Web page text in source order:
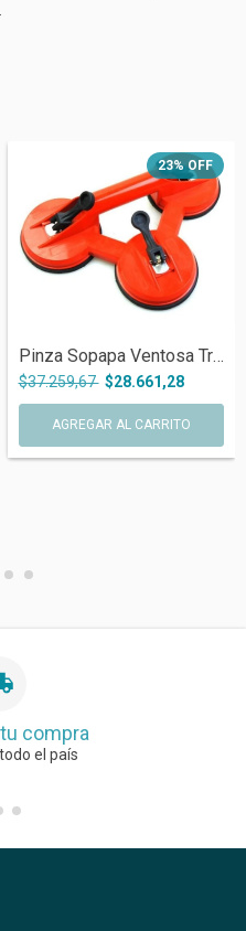
23%OFF
Pinza Sopapa Ventosa Triple Plastica Vid...
$37.259,67 $28.661,28
compra
el país